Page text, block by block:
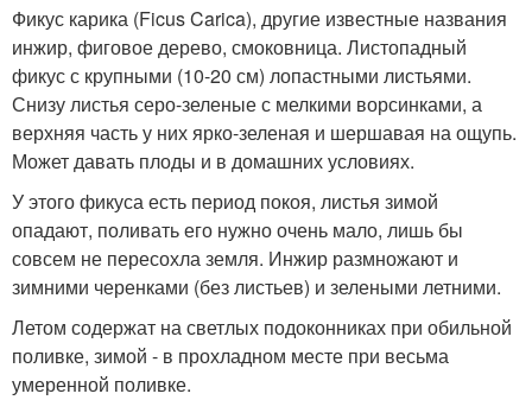
Фикус карика (Ficus Carica), другие известные названия
инжир, фиговое дерево, смоковница. Листопадный
фикус с крупными (10-20 см) лопастными листьями.
Снизу листья серо-зеленые с мелкими ворсинками, а
верхняя часть у них ярко-зеленая и шершавая на ощупь.
Может давать плоды и в домашних условиях.
У этого фикуса есть период покоя, листья зимой
опадают, поливать его нужно очень мало, лишь бы
совсем не пересохла земля. Инжир размножают и
зимними черенками (без листьев) и зелеными летними.
Летом содержат на светлых подоконниках при обильной
поливке, зимой - в прохладном месте при весьма
умеренной поливке.